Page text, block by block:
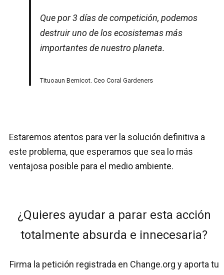
Que por 3 días de competición, podemos
destruir uno de los ecosistemas más
importantes de nuestro planeta.
Tituoaun Bernicot. Ceo Coral Gardeners
Estaremos atentos para ver la solución definitiva a
este problema, que esperamos que sea lo más
ventajosa posible para el medio ambiente.
¿Quieres ayudar a parar esta acción
totalmente absurda e innecesaria?
Firma la petición registrada en Change.org y aporta tu